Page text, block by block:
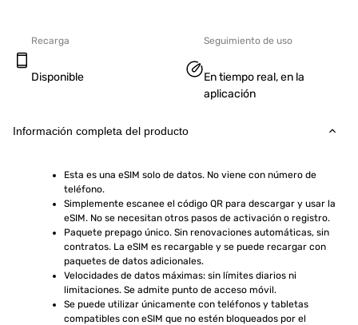
Recarga
Disponible
Seguimiento de uso
En tiempo real, en la
aplicación
Información completa del producto
Esta es una eSIM solo de datos. No viene con número de
teléfono.
Simplemente escanee el código QR para descargar y usar la
eSIM. No se necesitan otros pasos de activación o registro.
Paquete prepago único. Sin renovaciones automáticas, sin
contratos. La eSIM es recargable y se puede recargar con
paquetes de datos adicionales.
Velocidades de datos máximas: sin límites diarios ni
limitaciones. Se admite punto de acceso móvil.
Se puede utilizar únicamente con teléfonos y tabletas
compatibles con eSIM que no estén bloqueados por el